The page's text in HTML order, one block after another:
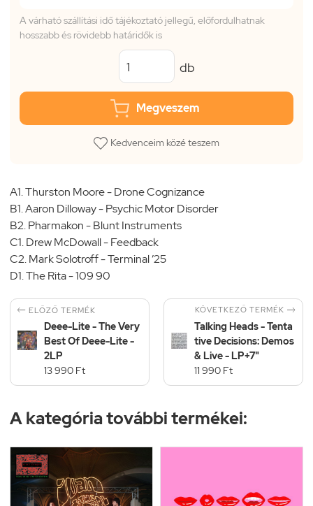
A várható szállítási idő tájékoztató jellegű, előfordulhatnak
hosszabb és rövidebb határidők is
db
Megveszem
Kedvenceim közé teszem
A1. Thurston Moore - Drone Cognizance
B1. Aaron Dilloway - Psychic Motor Disorder
B2. Pharmakon - Blunt Instruments
C1. Drew McDowall - Feedback
C2. Mark Solotroff - Terminal ’25
D1. The Rita - 109 90
 ELŐZŐ TERMÉK
Deee-Lite - The Very
Best Of Deee-Lite -
2LP
13 990 Ft
KÖVETKEZŐ TERMÉK 
Talking Heads - Tenta
tive Decisions: Demos
& Live - LP+7"
11 990 Ft
A kategória további termékei: